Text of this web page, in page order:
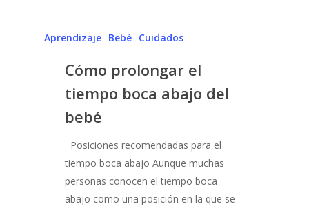
Aprendizaje Bebé Cuidados
Cómo prolongar el
tiempo boca abajo del
bebé
Posiciones recomendadas para el
tiempo boca abajo Aunque muchas
personas conocen el tiempo boca
abajo como una posición en la que se